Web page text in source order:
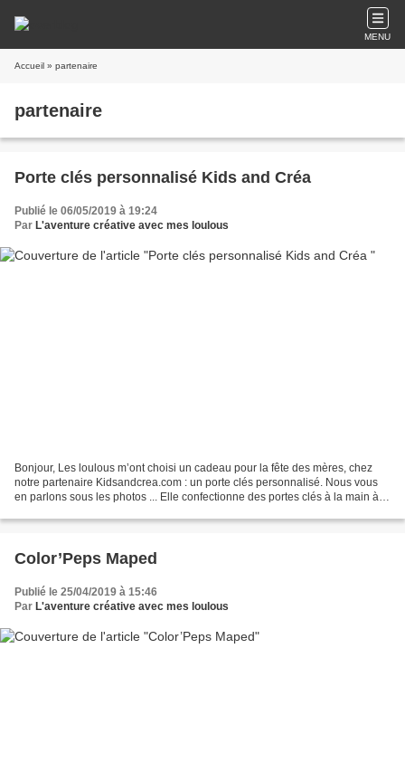
MENU
Accueil » partenaire
partenaire
Porte clés personnalisé Kids and Créa
Publié le 06/05/2019 à 19:24
Par L'aventure créative avec mes loulous
Bonjour, Les loulous m’ont choisi un cadeau pour la fête des mères, chez
notre partenaire Kidsandcrea.com : un porte clés personnalisé. Nous vous
en parlons sous les photos ... Elle confectionne des portes clés à la main à
Color’Peps Maped
Publié le 25/04/2019 à 15:46
Par L'aventure créative avec mes loulous